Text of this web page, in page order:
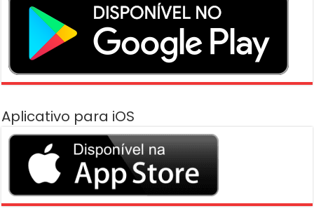
Aplicativo para iOS